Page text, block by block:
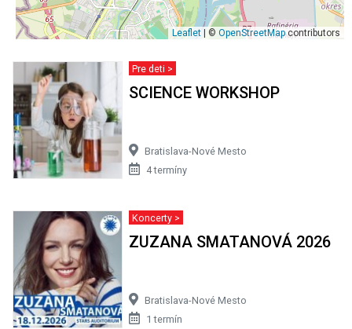
Leaflet | © OpenStreetMapcontributors
Pre deti >
SCIENCE WORKSHOP
Bratislava-Nové Mesto
4 termíny
Koncerty >
ZUZANA SMATANOVÁ 2026
Bratislava-Nové Mesto
1 termín